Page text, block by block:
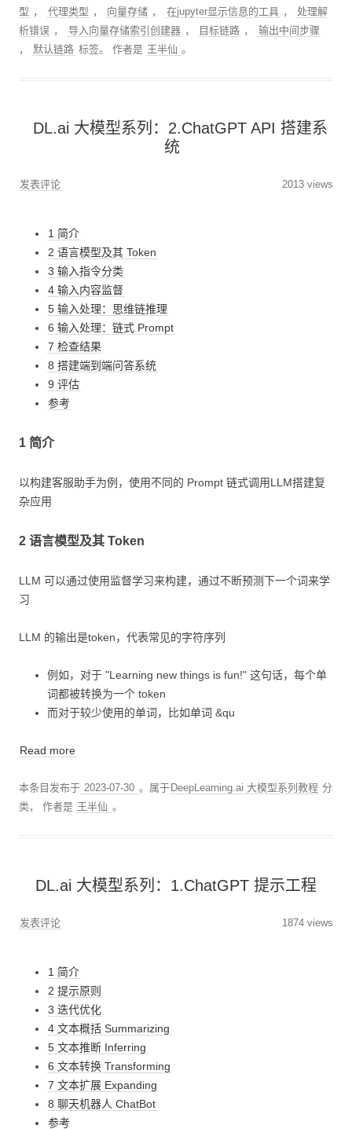
型 ， 代理类型 ， 向量存储 ， 在jupyter显示信息的工具 ，
处理解
析错误 ， 导入向量存储索引创建器 ， 目标链路 ，
输出中间步骤
，
默认链路 标签。 作者是 王半仙 。
DL.ai 大模型系列：2.ChatGPT API 搭建系
统
发表评论 2013 views
1 简介
2 语言模型及其 Token
3 输入指令分类
4 输入内容监督
5 输入处理：思维链推理
6 输入处理：链式 Prompt
7 检查结果
8 搭建端到端问答系统
9 评估
参考
1 简介
以构建客服助手为例，使用不同的 Prompt 链式调用LLM搭建复
杂应用
2 语言模型及其 Token
LLM 可以通过使用监督学习来构建，通过不断预测下一个词来学
习
LLM 的输出是token，代表常见的字符序列
例如，对于 "Learning new things is fun!" 这句话，每个单
词都被转换为一个 token
而对于较少使用的单词，比如单词 &qu
Read more
本条目发布于 2023-07-30 。属于 DeepLearning.ai 大模型系列教程 分
类， 作者是 王半仙 。
DL.ai 大模型系列：1.ChatGPT 提示工程
发表评论 1874 views
1 简介
2 提示原则
3 迭代优化
4 文本概括 Summarizing
5 文本推断 Inferring
6 文本转换 Transforming
7 文本扩展 Expanding
8 聊天机器人 ChatBot
参考